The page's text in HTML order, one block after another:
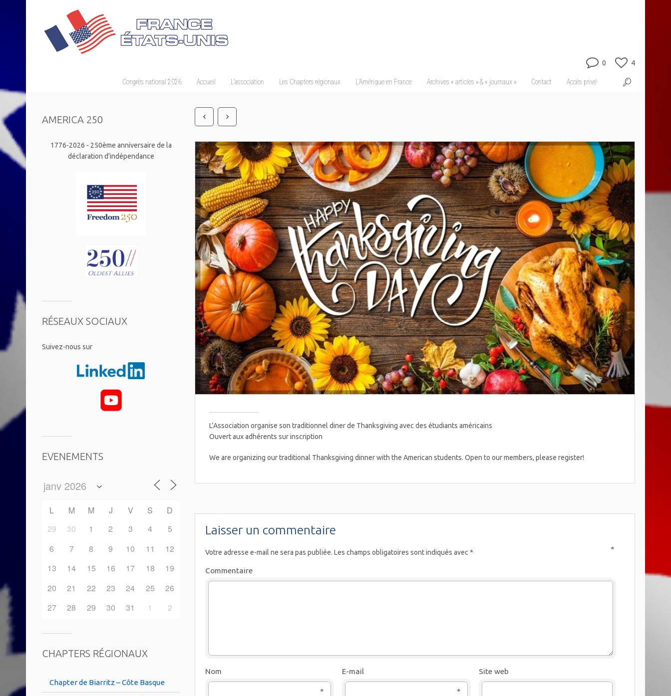
Congrès national 2026 Accueil L’association Les Chapters régionaux L’Amérique en France Archives « articles » & « journaux » Contact Accès privé
0 4
L’Association organise son traditionnel diner de Thanksgiving avec des étudiants américains
Ouvert aux adhérents sur inscription
We are organizing our traditional Thanksgiving dinner with the American students. Open to our members, please register!
Laisser un commentaire
Votre adresse e-mail ne sera pas publiée. Les champs obligatoires sont indiqués avec *
Commentaire
*
Nom
*
E-mail
*
Site web
AMERICA 250
1776-2026 - 250ème anniversaire de la
déclaration d'indépendance
RÉSEAUX SOCIAUX
​Suivez-nous sur
EVENEMENTS
L M M J V S
D
29
30 1 2 3 4
5
6
7 8 9 10 11
12
13
14 15 16 17 18
19
20
21 22 23 24 25
26
27
28 29 30 31 1 2
CHAPTERS RÉGIONAUX
Chapter de Biarritz – Côte Basque